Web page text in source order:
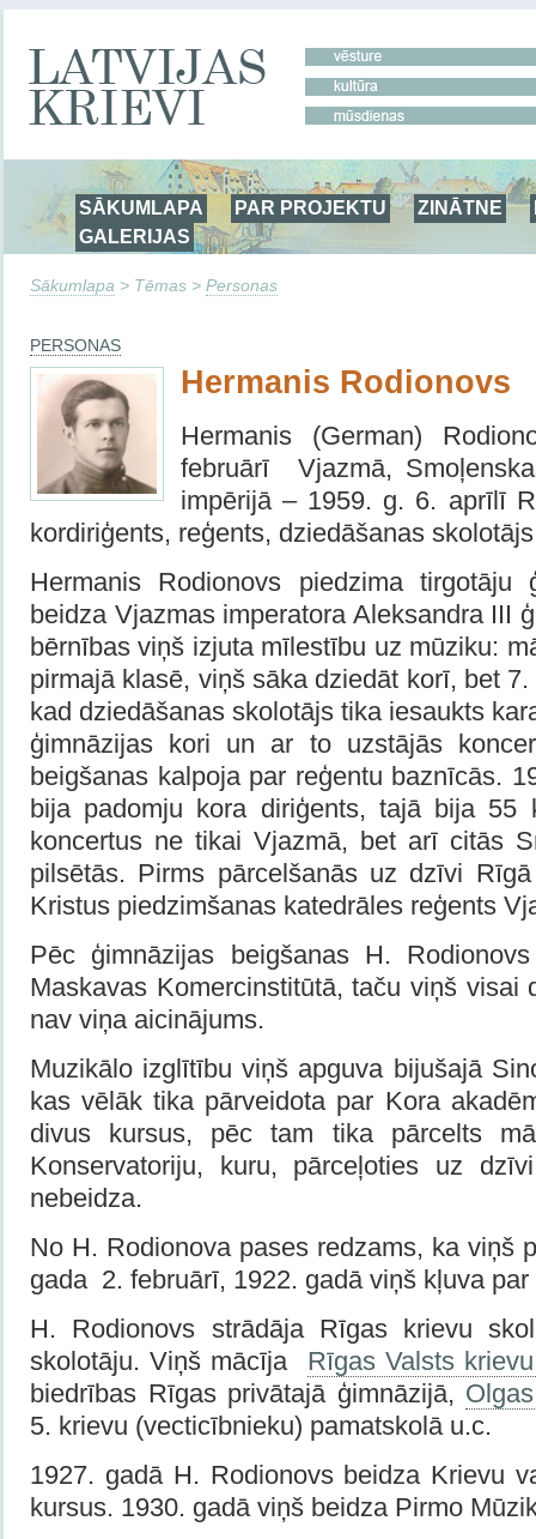
SĀKUMLAPA PAR PROJEKTU ZINĀTNE
GALERIJAS
Sākumlapa > Tēmas > Personas
PERSONAS
Hermanis Rodionovs
Hermanis (German)
februārī Vjazmā,
impērijā – 1959. g. 6. aprīlī
kordiriģents, reģents, dziedāšanas
Hermanis Rodionovs piedzima tirgotāju
beidza Vjazmas imperatora Aleksandra III
bērnības viņš izjuta mīlestību uz mūziku:
pirmajā klasē, viņš sāka dziedāt korī, bet
kad dziedāšanas skolotājs tika iesaukts
ģimnāzijas kori un ar to uzstājās
beigšanas kalpoja par reģentu baznīcās.
bija padomju kora diriģents, tajā bija 55
koncertus ne tikai Vjazmā, bet arī citās
pilsētās. Pirms pārcelšanās uz dzīvi
Kristus piedzimšanas katedrāles reģents
Pēc ģimnāzijas beigšanas H.
Maskavas Komercinstitūtā, taču viņš visai
nav viņa aicinājums.
Muzikālo izglītību viņš apguva bijušajā
kas vēlāk tika pārveidota par Kora
divus kursus, pēc tam tika pārcelts
Konservatoriju, kuru, pārceļoties uz
nebeidza.
No H. Rodionova pases redzams, ka viņš
gada 2. februārī, 1922. gadā viņš kļuva
H. Rodionovs strādāja Rīgas krievu
skolotāju. Viņš mācīja Rīgas Valsts
biedrības Rīgas privātajā ģimnāzijā,
5. krievu (vecticībnieku) pamatskolā u.c.
1927. gadā H. Rodionovs beidza Krievu
kursus. 1930. gadā viņš beidza Pirmo